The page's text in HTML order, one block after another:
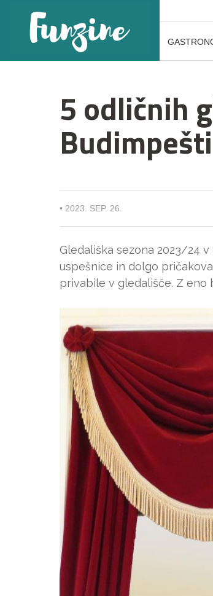
5 odličnih
• 2023. SEP. 26.
Gledališka sezona 2023/24
uspešnice in dolgo
privabile v gledališče. Z eno